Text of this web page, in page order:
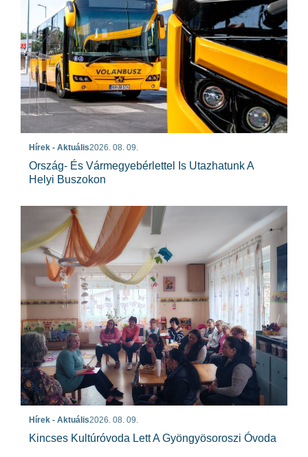
Hírek - Aktuális2026. 08. 09.
Ország- És Vármegyebérlettel Is Utazhatunk A
Helyi Buszokon
Hírek - Aktuális2026. 08. 09.
Kincses Kultúróvoda Lett A Gyöngyösoroszi Óvoda